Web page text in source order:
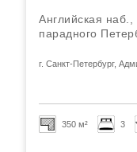
Английская наб.,
парадного
г. Санкт-Петербург,
350 м² 3